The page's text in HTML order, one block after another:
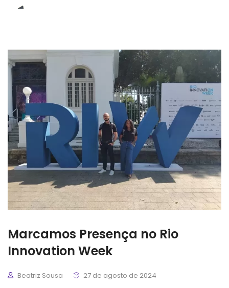
Marcamos Presença no Rio
Innovation Week
Beatriz Sousa
27 de agosto de 2024